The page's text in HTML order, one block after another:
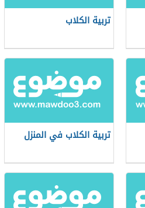
تربية الكلاب
تربية الكلاب في المنزل